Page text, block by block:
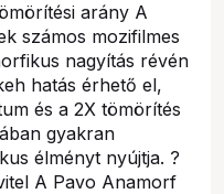
arány A
számos mozifilmes
nagyítás révén
hatás érhető el,
és a 2X tömörítés
gyakran
élményt nyújtja. ?
A Pavo Anamorf